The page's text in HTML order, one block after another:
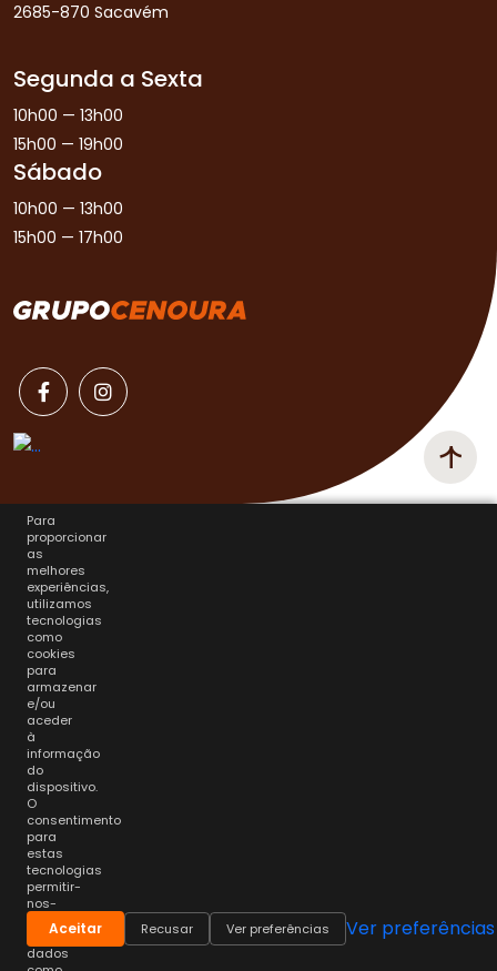
2685-870 Sacavém
Segunda a Sexta
10h00 — 13h00
15h00 — 19h00
Sábado
10h00 — 13h00
15h00 — 17h00
Para
proporcionar
as
melhores
experiências,
utilizamos
tecnologias
como
cookies
para
armazenar
e/ou
aceder
à
informação
do
dispositivo.
O
consentimento
para
estas
tecnologias
permitir-
nos-
á
processar
dados
Aceitar Recusar Ver preferências Ver preferências